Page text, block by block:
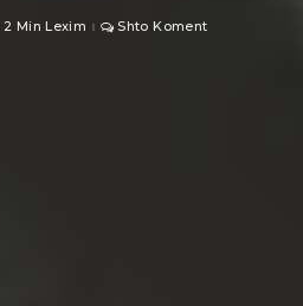
2 Min Lexim Shto Koment